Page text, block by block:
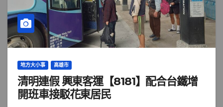
地方大小事 高雄市
清明連假 興東客運【8181】配合台鐵增
開班車接駁花東居民